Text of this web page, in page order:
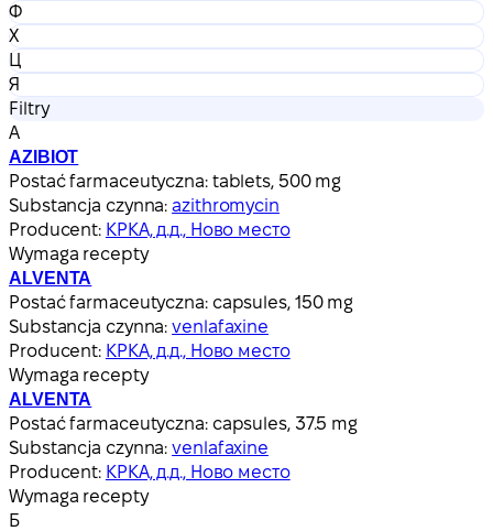
Ф
Х
Ц
Я
Filtry
А
AZIBIOT
Postać farmaceutyczna: tablets, 500 mg
Substancja czynna:azithromycin
Producent: КРКА, д.д., Ново место
Wymaga recepty
ALVENTA
Postać farmaceutyczna: capsules, 150 mg
Substancja czynna:venlafaxine
Producent: КРКА, д.д., Ново место
Wymaga recepty
ALVENTA
Postać farmaceutyczna: capsules, 37.5 mg
Substancja czynna:venlafaxine
Producent: КРКА, д.д., Ново место
Wymaga recepty
Б